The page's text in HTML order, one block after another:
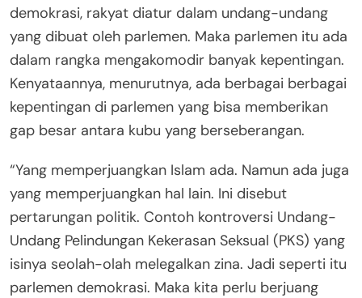
demokrasi, rakyat diatur dalam undang-undang
yang dibuat oleh parlemen. Maka parlemen itu ada
dalam rangka mengakomodir banyak kepentingan.
Kenyataannya, menurutnya, ada berbagai berbagai
kepentingan di parlemen yang bisa memberikan
gap besar antara kubu yang berseberangan.
“Yang memperjuangkan Islam ada. Namun ada juga
yang memperjuangkan hal lain. Ini disebut
pertarungan politik. Contoh kontroversi Undang-
Undang Pelindungan Kekerasan Seksual (PKS) yang
isinya seolah-olah melegalkan zina. Jadi seperti itu
parlemen demokrasi. Maka kita perlu berjuang